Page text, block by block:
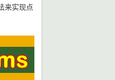
来实现点